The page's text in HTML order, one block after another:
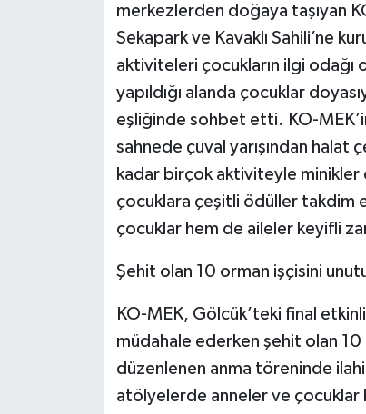
merkezlerden doğaya taşıyan
Sekapark ve Kavaklı Sahili’ne
aktiviteleri çocukların ilgi odağı
yapıldığı alanda çocuklar
eşliğinde sohbet etti. KO-MEK’in
sahnede çuval yarışından
kadar birçok aktiviteyle minikler
çocuklara çeşitli ödüller takdim
çocuklar hem de aileler keyifli
Şehit olan 10 orman işçisini
KO-MEK, Gölcük’teki final
müdahale ederken şehit olan
düzenlenen anma töreninde
atölyelerde anneler ve çocuklar